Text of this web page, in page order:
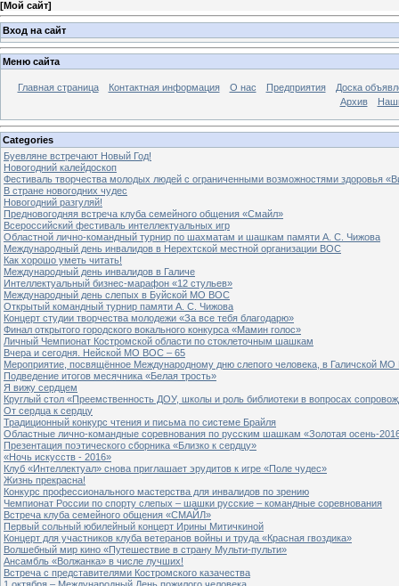
[Мой сайт]
Вход на сайт
Меню сайта
Главная страница Контактная информация О нас Предприятия
Доска
Архив
Categories
Буевляне встречают Новый Год!
Новогодний калейдоскоп
Фестиваль творчества молодых людей с ограниченными возможностями здоровья
В стране новогодних чудес
Новогодний разгуляй!
Предновогодняя встреча клуба семейного общения «Смайл»
Всероссийский фестиваль интеллектуальных игр
Областной лично-командный турнир по шахматам и шашкам памяти А. С. Чижова
Международный день инвалидов в Нерехтской местной организации ВОС
Как хорошо уметь читать!
Международный день инвалидов в Галиче
Интеллектуальный бизнес-марафон «12 стульев»
Международный день слепых в Буйской МО ВОС
Открытый командный турнир памяти А. С. Чижова
Концерт студии творчества молодежи «За все тебя благодарю»
Финал открытого городского вокального конкурса «Мамин голос»
Личный Чемпионат Костромской области по стоклеточным шашкам
Вчера и сегодня. Нейской МО ВОС – 65
Мероприятие, посвящённое Международному дню слепого человека, в Галичской
Подведение итогов месячника «Белая трость»
Я вижу сердцем
Круглый стол «Преемственность ДОУ, школы и роль библиотеки в вопросах
От сердца к сердцу
Традиционный конкурс чтения и письма по системе Брайля
Областные лично-командные соревнования по русским шашкам «Золотая осень-
Презентация поэтического сборника «Близко к сердцу»
«Ночь искусств - 2016»
Клуб «Интеллектуал» снова приглашает эрудитов к игре «Поле чудес»
Жизнь прекрасна!
Конкурс профессионального мастерства для инвалидов по зрению
Чемпионат России по спорту слепых – шашки русские – командные соревнования
Встреча клуба семейного общения «СМАЙЛ»
Первый сольный юбилейный концерт Ирины Митичкиной
Концерт для участников клуба ветеранов войны и труда «Красная гвоздика»
Волшебный мир кино «Путешествие в страну Мульти-пульти»
Ансамбль «Волжанка» в числе лучших!
Встреча с представителями Костромского казачества